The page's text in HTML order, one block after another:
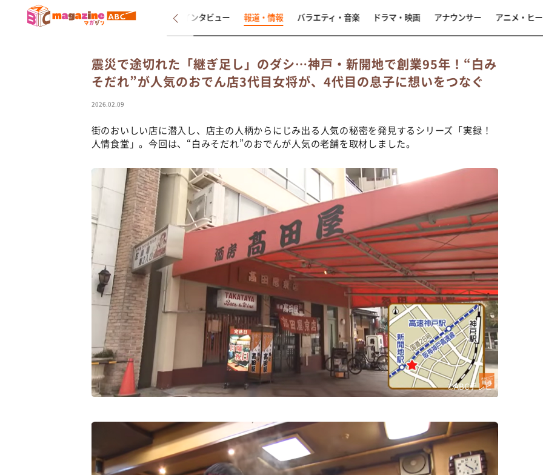
インタビュー 報道・情報 バラエティ・音楽 ドラマ・映画 アナウンサー アニメ・ヒ
震災で途切れた「継ぎ足し」のダシ…神戸・新開地で創業95年！“白み
そだれ”が人気のおでん店3代目女将が、4代目の息子に想いをつなぐ
2026.02.09
街のおいしい店に潜入し、店主の人柄からにじみ出る人気の秘密を発見するシリーズ「実録！
人情食堂」。今回は、“白みそだれ”のおでんが人気の老舗を取材しました。
©ABCテレビ